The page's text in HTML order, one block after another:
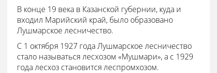
В конце 19 века в Казанской губернии, куда и
входил Марийский край, было образовано
Лушмарское лесничество.
С 1 октября 1927 года Лушмарское лесничество
стало называться лесхозом «Мушмари», а с 1929
года лесхоз становится леспромхозом.